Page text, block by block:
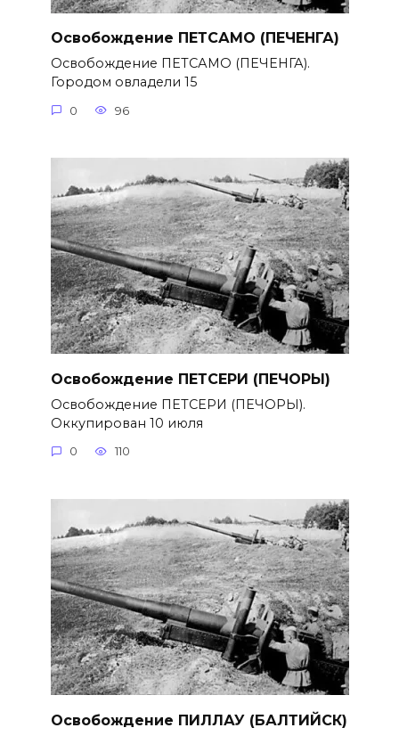
Освобождение ПЕТСАМО (ПЕЧЕНГА)
Освобождение ПЕТСАМО (ПЕЧЕНГА).
Городом овладели 15
0 96
Освобождение ПЕТСЕРИ (ПЕЧОРЫ)
Освобождение ПЕТСЕРИ (ПЕЧОРЫ).
Оккупирован 10 июля
0 110
Освобождение ПИЛЛАУ (БАЛТИЙСК)